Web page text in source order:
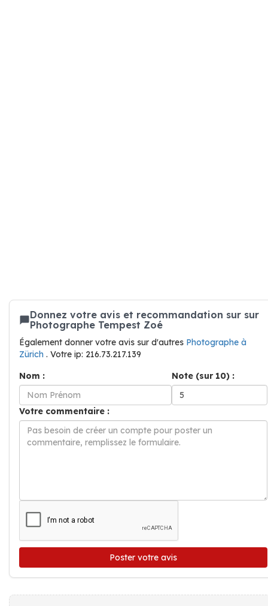
Donnez votre avis et recommandation sur sur
Photographe Tempest Zoé
Également donner votre avis sur d'autres Photographe à
Zürich . Votre ip: 216.73.217.139
Nom :
Note (sur 10) :
Votre commentaire :
Poster votre avis